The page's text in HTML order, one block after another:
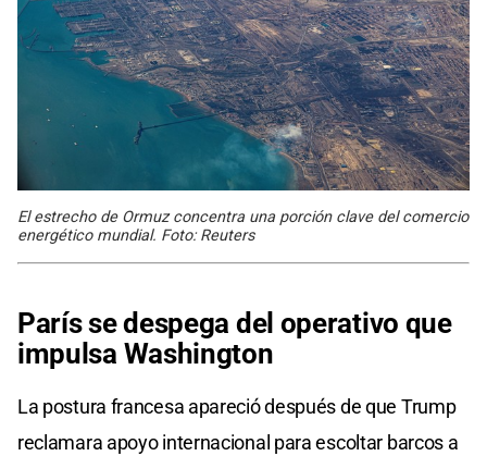
El estrecho de Ormuz concentra una porción clave del comercio
energético mundial. Foto: Reuters
París se despega del operativo que
impulsa Washington
La postura francesa apareció después de que Trump
reclamara apoyo internacional para escoltar barcos a